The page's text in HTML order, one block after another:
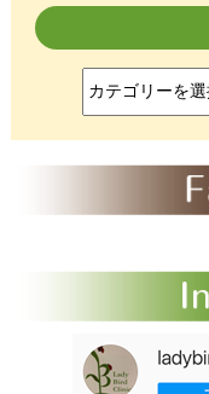
イ
ブ
ゴ